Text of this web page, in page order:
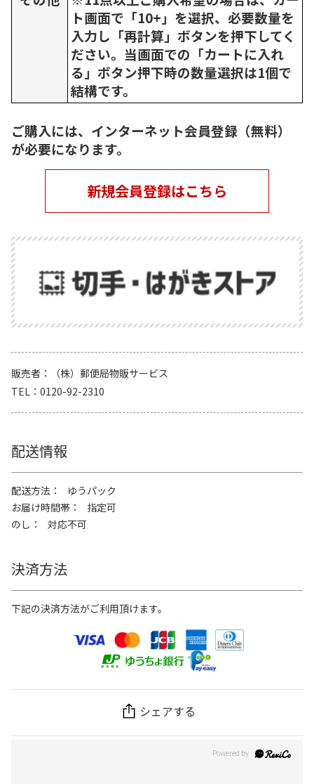
ト画面で「10+」を選択、必要数量を
入力し「再計算」ボタンを押下してく
ださい。当画面での「カートに入れ
る」ボタン押下時の数量選択は1個で
結構です。
ご購入には、インターネット会員登録（無料）
が必要になります。
新規会員登録はこちら
販売者
（株）郵便局物販サービス
TEL
0120-92-2310
配送情報
配送方法
ゆうパック
お届け時間帯
指定可
のし
対応不可
決済方法
下記の決済方法がご利用頂けます。
シェアする